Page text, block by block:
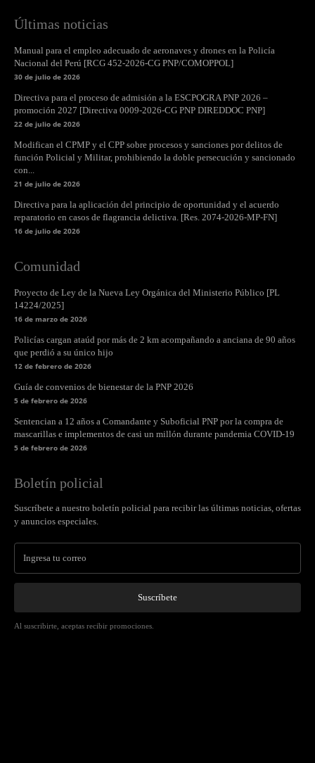
Últimas noticias
Manual para el empleo adecuado de aeronaves y drones en la Policía
Nacional del Perú [RCG 452-2026-CG PNP/COMOPPOL]
30 de julio de 2026
Directiva para el proceso de admisión a la ESCPOGRA PNP 2026 –
promoción 2027 [Directiva 0009-2026-CG PNP DIREDDOC PNP]
22 de julio de 2026
Modifican el CPMP y el CPP sobre procesos y sanciones por delitos de
función Policial y Militar, prohibiendo la doble persecución y sancionado
con...
21 de julio de 2026
Directiva para la aplicación del principio de oportunidad y el acuerdo
reparatorio en casos de flagrancia delictiva. [Res. 2074-2026-MP-FN]
16 de julio de 2026
Comunidad
Proyecto de Ley de la Nueva Ley Orgánica del Ministerio Público [PL
14224/2025]
16 de marzo de 2026
Policías cargan ataúd por más de 2 km acompañando a anciana de 90 años
que perdió a su único hijo
12 de febrero de 2026
Guía de convenios de bienestar de la PNP 2026
5 de febrero de 2026
Sentencian a 12 años a Comandante y Suboficial PNP por la compra de
mascarillas e implementos de casi un millón durante pandemia COVID-19
5 de febrero de 2026
Boletín policial
Suscríbete a nuestro boletín policial para recibir las últimas noticias, ofertas
y anuncios especiales.
Suscríbete
Al suscribirte, aceptas recibir promociones.